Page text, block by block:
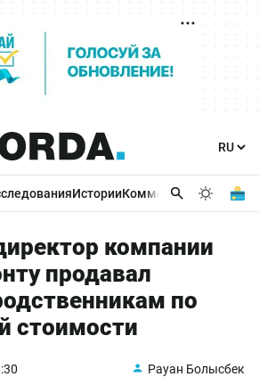
ИсторииКомментарииБизнес
компании
продавал
по
стоимости
Рауан Болысбек